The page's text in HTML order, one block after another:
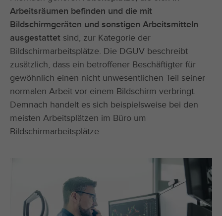
Arbeitsräumen befinden und die mit
Bildschirmgeräten und sonstigen Arbeitsmitteln
ausgestattet sind, zur Kategorie der
Bildschirmarbeitsplätze. Die DGUV beschreibt
zusätzlich, dass ein betroffener Beschäftigter für
gewöhnlich einen nicht unwesentlichen Teil seiner
normalen Arbeit vor einem Bildschirm verbringt.
Demnach handelt es sich beispielsweise bei den
meisten Arbeitsplätzen im Büro um
Bildschirmarbeitsplätze.